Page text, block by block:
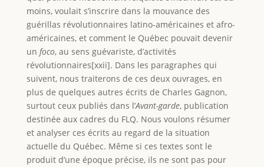
moins, voulait s’inscrire dans la mouvance des
guérillas révolutionnaires latino-américaines et afro-
américaines, et comment le Québec pouvait devenir
un foco, au sens guévariste, d’activités
révolutionnaires[xxii]. Dans les paragraphes qui
suivent, nous traiterons de ces deux ouvrages, en
plus de quelques autres écrits de Charles Gagnon,
surtout ceux publiés dans l’Avant-garde, publication
destinée aux cadres du FLQ. Nous voulons résumer
et analyser ces écrits au regard de la situation
actuelle du Québec. Même si ces textes sont le
produit d’une époque précise, ils ne sont pas pour